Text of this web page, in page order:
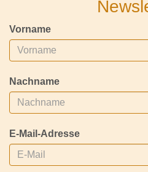
Vorname
Nachname
E-Mail-Adresse